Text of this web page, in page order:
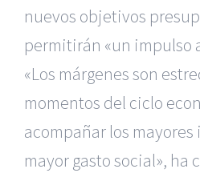
nuevos objetivos
permitirán «un impulso
«Los márgenes son
momentos del ciclo
acompañar los mayores
mayor gasto social», ha